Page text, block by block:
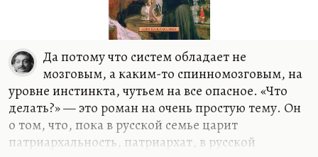
Да потому что систем обладает не
мозговым, а каким-то спинномозговым, на
уровне инстинкта, чутьем на все опасное. «Что
делать?» — это роман на очень простую тему. Он
о том, что, пока в русской семье царит
патриархальность, патриархат, в русской